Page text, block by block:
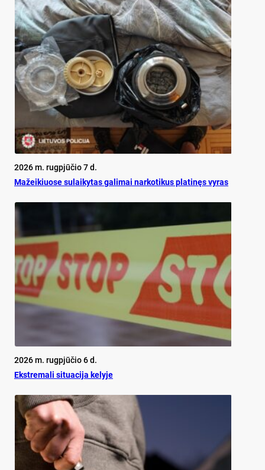
2026 m. rugpjūčio 7 d.
Mažeikiuose sulaikytas galimai narkotikus platinęs vyras
2026 m. rugpjūčio 6 d.
Ekst­re­ma­li si­tua­ci­ja ke­ly­je